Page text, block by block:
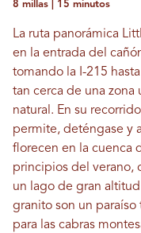
8 millas | 15 minutos
La ruta panorámica
en la entrada del
tomando la I-215
tan cerca de una zona
natural. En su
permite, deténgase y
florecen en la cuenca
principios del verano,
un lago de gran
granito son un paraíso
para las cabras